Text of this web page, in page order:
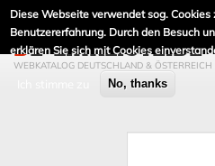
Diese Webseite verwendet sog. Cookies
Benutzererfahrung. Durch den Besuch
erklären Sie sich mit Cookies
No, thanks
DE-LINKLISTE.DE
WEBKATALOG DEUTSCHLAND & ÖSTERREICH